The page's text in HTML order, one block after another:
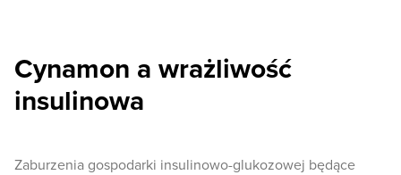
Cynamon a wrażliwość
insulinowa
Zaburzenia gospodarki insulinowo-glukozowej będące